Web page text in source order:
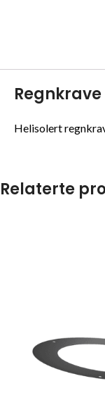
Helisolert
Relaterte